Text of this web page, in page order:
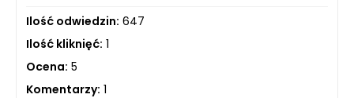
Ilość odwiedzin: 647
Ilość kliknięć: 1
Ocena: 5
Komentarzy: 1